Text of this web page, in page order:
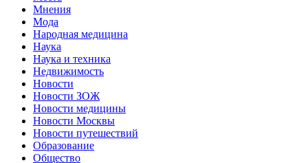
Мнения
Мода
Народная медицина
Наука
Наука и техника
Недвижимость
Новости
Новости ЗОЖ
Новости медицины
Новости Москвы
Новости путешествий
Образование
Общество